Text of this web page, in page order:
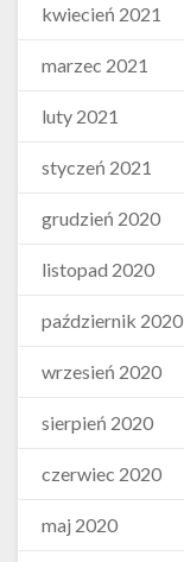
kwiecień 2021
marzec 2021
luty 2021
styczeń 2021
grudzień 2020
listopad 2020
październik 2020
wrzesień 2020
sierpień 2020
czerwiec 2020
maj 2020